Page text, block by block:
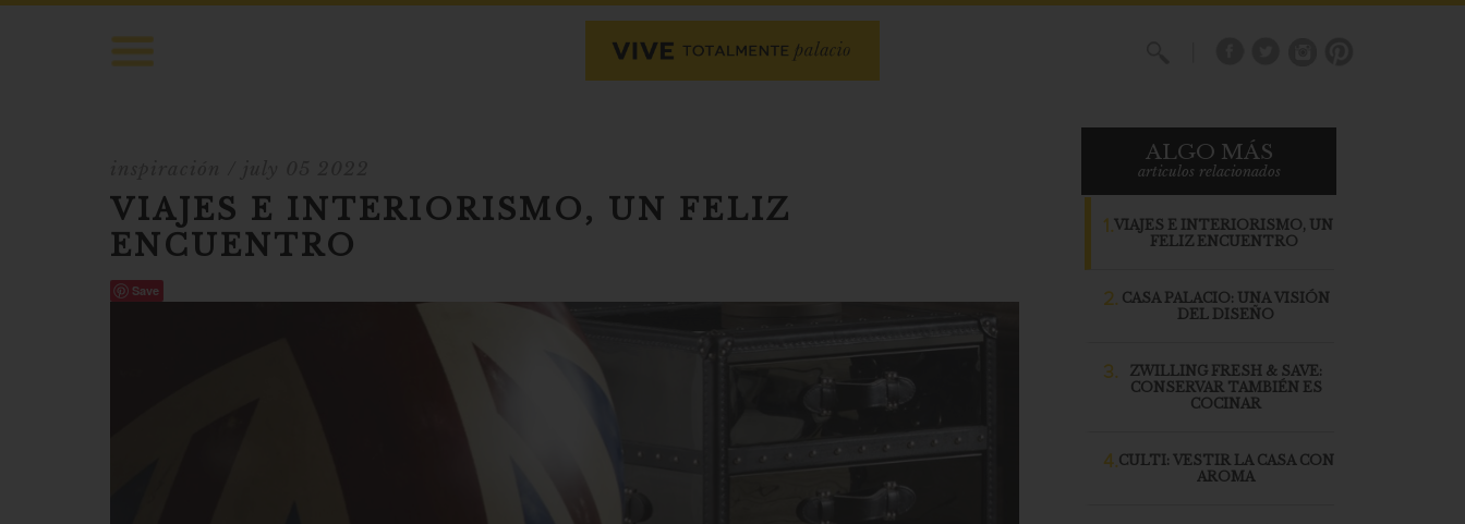
VIAJES E INTERIORISMO, UN FELIZ
ENCUENTRO
Save
ALGO MÁS
articulos relacionados
1.VIAJES E INTERIORISMO, UN
FELIZ ENCUENTRO
2. CASA PALACIO: UNA VISIÓN
DEL DISEÑO
3.
ZWILLING FRESH & SAVE:
CONSERVAR TAMBIÉN ES
COCINAR
4.CULTI: VESTIR LA CASA CON
AROMA